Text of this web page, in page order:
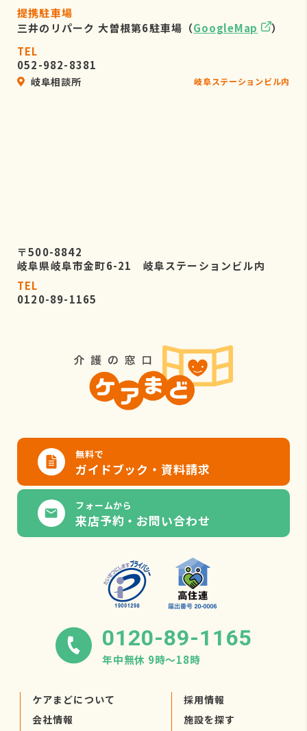
提携駐車場
三井のリパーク 大曽根第6駐車場（GoogleMap
）
TEL
052-982-8381
岐阜相談所 岐阜ステーションビル内
〒500-8842
岐阜県岐阜市金町6-21 岐阜ステーションビル内
TEL
0120-89-1165
無料で
ガイドブック・資料請求
フォームから
来店予約・お問い合わせ
0120-89-1165
年中無休 9時〜18時
ケアまどについて
会社情報
採用情報
施設を探す